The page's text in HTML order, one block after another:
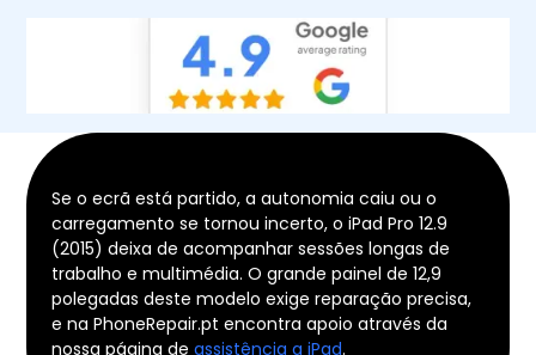
Se o ecrã está partido, a autonomia caiu ou o
carregamento se tornou incerto, o iPad Pro 12.9
(2015) deixa de acompanhar sessões longas de
trabalho e multimédia. O grande painel de 12,9
polegadas deste modelo exige reparação precisa,
e na PhoneRepair.pt encontra apoio através da
nossa página de assistência a iPad.